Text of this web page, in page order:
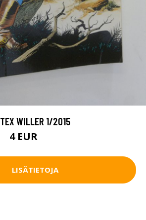
TEX WILLER 1/2015
4 EUR
LISÄTIETOJA